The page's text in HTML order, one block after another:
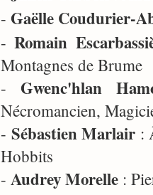
- Gaëlle Coudurier-
-Romain
Montagnes de Brume
- Gwenc'hlan
Nécromancien,
- Sébastien Marlair :
Hobbits
- Audrey Morelle :